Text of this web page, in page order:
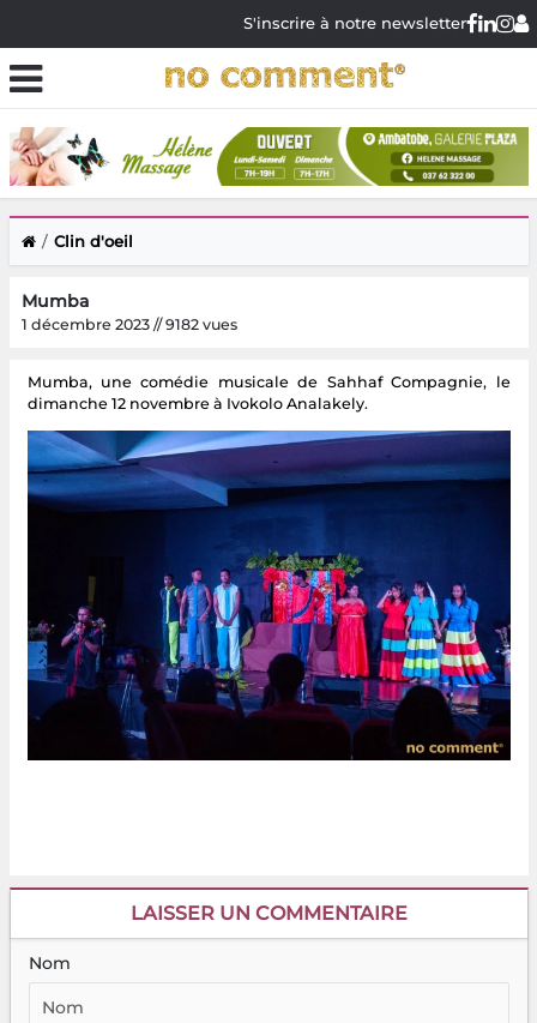
S'inscrire à notre newsletter
Clin d'oeil
Mumba
1 décembre 2023 // 9182 vues
Mumba, une comédie musicale de Sahhaf Compagnie, le
dimanche 12 novembre à Ivokolo Analakely.
LAISSER UN COMMENTAIRE
Nom